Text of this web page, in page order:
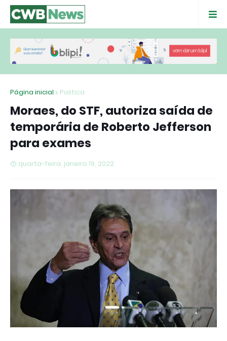
Página inicial Politica
Moraes, do STF, autoriza saída de
temporária de Roberto Jefferson
para exames
quarta-feira, janeiro 19, 2022